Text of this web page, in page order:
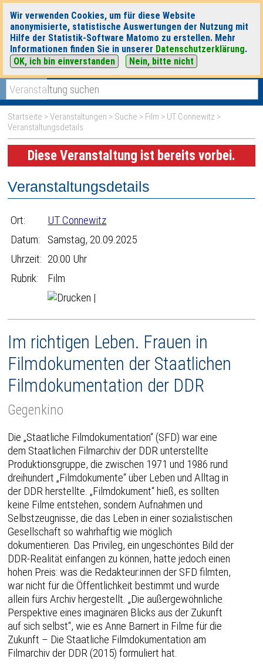
Wir verwenden Cookies, um für diese Website
anonymisierte, statistische Auswertungen der Nutzung mit
Hilfe der Statistik-Software Matomo zu erstellen. Mehr
Informationen finden Sie in unserer Datenschutzerklärung.
OK, ich bin einverstanden
Nein, bitte nicht
heute|morgen|
Startseite >Veranstaltungen > Suche > Film > UT Connewitz >
Veranstaltungsdetails
Diese Veranstaltung ist bereits vorbei.
Veranstaltungsdetails
Ort:
UT Connewitz
Datum:
Samstag, 20.09.2025
Uhrzeit: 20:00 Uhr
Rubrik:
Film
|
Im richtigen Leben. Frauen in
Filmdokumenten der Staatlichen
Filmdokumentation der DDR
Gegenkino
Die „Staatliche Filmdokumentation“ (SFD) war eine
dem Staatlichen Filmarchiv der DDR unterstellte
Produktionsgruppe, die zwischen 1971 und 1986 rund
dreihundert „Filmdokumente“ über Leben und Alltag in
der DDR herstellte. „Filmdokument“ hieß, es sollten
keine Filme entstehen, sondern Aufnahmen und
Selbstzeugnisse, die das Leben in einer sozialistischen
Gesellschaft so wahrhaftig wie möglich
dokumentieren. Das Privileg, ein ungeschöntes Bild der
DDR-Realität einfangen zu können, hatte jedoch einen
hohen Preis: was die Redakteur:innen der SFD filmten,
war nicht für die Öffentlichkeit bestimmt und wurde
allein fürs Archiv hergestellt. „Die außergewöhnliche
Perspektive eines imaginären Blicks aus der Zukunft
auf sich selbst“, wie es Anne Barnert in Filme für die
Zukunft – Die Staatliche Filmdokumentation am
Filmarchiv der DDR (2015) formuliert hat.